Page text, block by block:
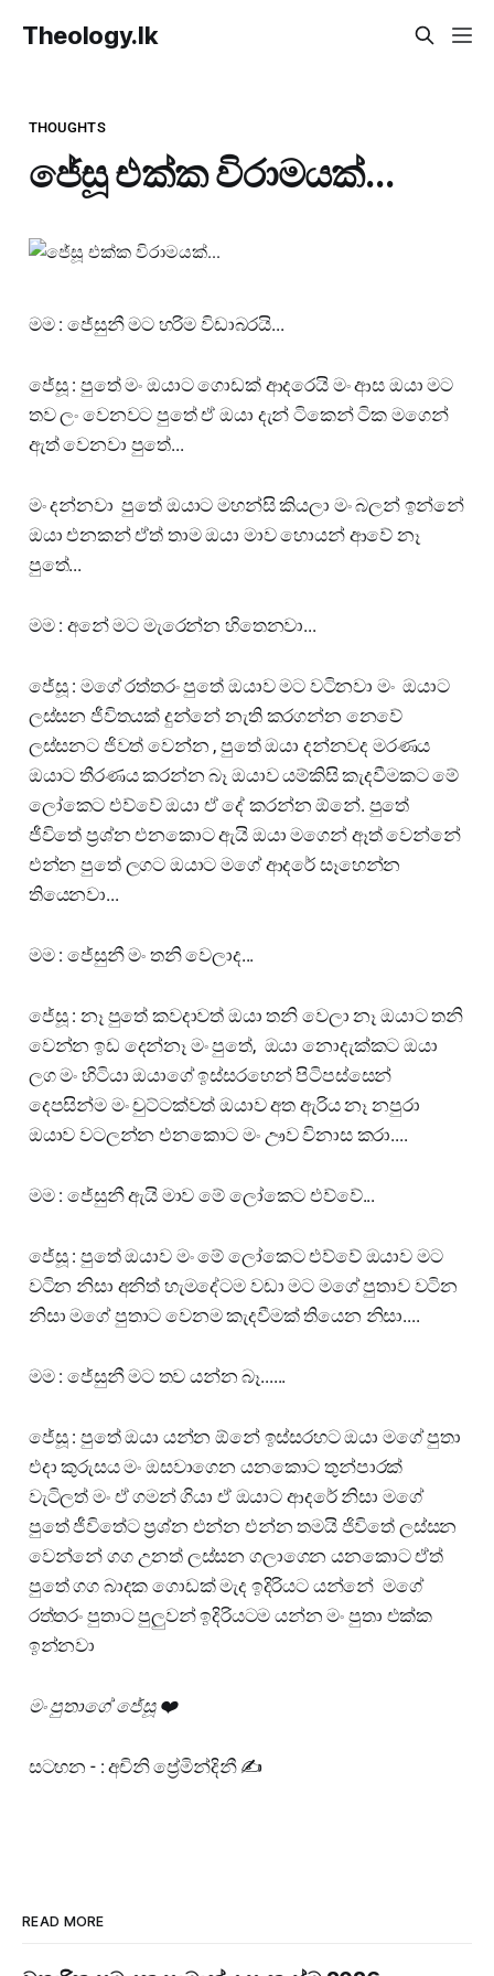
Theology.lk
THOUGHTS
ජේසූ එක්ක විරාමයක්...
මම : ජේසුනී මට හරිම විඩාබරයි...
ජේසූ : පුතේ මං ඔයාට ගොඩක් ආදරෙයි මං ආස ඔයා මට
තව ලං වෙනවට පුතේ ඒ ඔයා දැන් ටිකෙන් ටික මගෙන්
ඇත් වෙනවා පුතේ...
මං දන්නවා පුතේ ඔයාට මහන්සි කියලා මං බලන් ඉන්නේ
ඔයා එනකන් ඒත් තාම ඔයා මාව හොයන් ආවේ නෑ
පුතේ...
මම : අනේ මට මැරෙන්න හිතෙනවා...
ජේසූ : මගේ රත්තරං පුතේ ඔයාව මට වටිනවා මං ඔයාට
ලස්සන ජීවිතයක් දුන්නේ නැති කරගන්න නෙවේ
ලස්සනට ජිවත් වෙන්න , පුතේ ඔයා දන්නවද මරණය
ඔයාට තීරණය කරන්න බෑ ඔයාව යම්කිසි කැදවීමකට මේ
ලෝකෙට එව්වේ ඔයා ඒ දේ කරන්න ඕනේ. පුතේ
ජීවිතේ ප්‍රශ්න එනකොට ඇයි ඔයා මගෙන් ඈත් වෙන්නේ
එන්න පුතේ ලගට ඔයාට මගේ ආදරේ සෑහෙන්න
තියෙනවා...
මම : ජේසුනී මං තනි වෙලාද...
ජේසූ : නෑ පුතේ කවදාවත් ඔයා තනි වෙලා නෑ ඔයාට තනි
වෙන්න ඉඩ දෙන්නෑ මං පුතේ, ඔයා නොදැක්කට ඔයා
ලග මං හිටියා ඔයාගේ ඉස්සරහෙන් පිටිපස්සෙන්
දෙපසින්ම මං චුට්ටක්වත් ඔයාව අත ඇරිය නෑ නපුරා
ඔයාව වටලන්න එනකොට මං ඌව විනාස කරා....
මම : ජේසුනී ඇයි මාව මේ ලෝකෙට එව්වේ...
ජේසූ : පුතේ ඔයාව මං මේ ලෝකෙට එව්වේ ඔයාව මට
වටින නිසා අනිත් හැමදේටම වඩා මට මගේ පුතාව වටින
නිසා මගේ පුතාට වෙනම කැදවීමක් තියෙන නිසා....
මම : ජේසුනී මට තව යන්න බෑ......
ජේසූ : පුතේ ඔයා යන්න ඕනේ ඉස්සරහට ඔයා මගේ පුතා
එදා කුරුසය මං ඔසවාගෙන යනකොට තුන්පාරක්
වැටිලත් මං ඒ ගමන් ගියා ඒ ඔයාට ආදරේ නිසා මගේ
පුතේ ජීවිතේට ප්‍රශ්න එන්න එන්න තමයි ජිවිතේ ලස්සන
වෙන්නේ ගග උනත් ලස්සන ගලාගෙන යනකොට ඒත්
පුතේ ගග බාදක ගොඩක් මැද ඉදිරියට යන්නේ මගේ
රත්තරං පුතාට පුලුවන් ඉදිරියටම යන්න මං පුතා එක්ක
ඉන්නවා
මං පුතාගේ ජේසූ ❤️
සටහන - : අචිනි ප්‍රේමින්දිනී ✍️
READ MORE